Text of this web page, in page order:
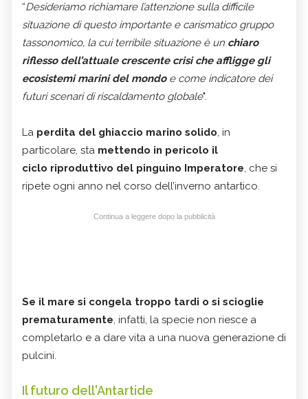
“Desideriamo richiamare l’attenzione sulla difficile
situazione di questo importante e carismatico gruppo
tassonomico, la cui terribile situazione è un chiaro
riflesso dell’attuale crescente crisi che affligge gli
ecosistemi marini del mondoe come indicatore dei
futuri scenari di riscaldamento globale".
La perdita del ghiaccio marino solido, in
particolare, sta mettendo in pericolo il
ciclo riproduttivo del pinguino Imperatore, che si
ripete ogni anno nel corso dell’inverno antartico.
Continua a leggere dopo la pubblicità
Se il mare si congela troppo tardi o si scioglie
prematuramente, infatti, la specie non riesce a
completarlo e a dare vita a una nuova generazione di
pulcini.
Il futuro dell'Antartide